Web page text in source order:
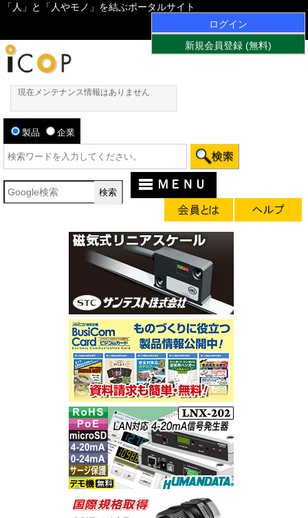
「人」と「人やモノ」を結ぶポータルサイト
ログイン
新規会員登録 (無料)
現在メンテナンス情報はありません
製品 企業
ＭＥＮＵ